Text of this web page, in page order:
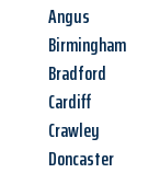
Angus
Birmingham
Bradford
Cardiff
Crawley
Doncaster